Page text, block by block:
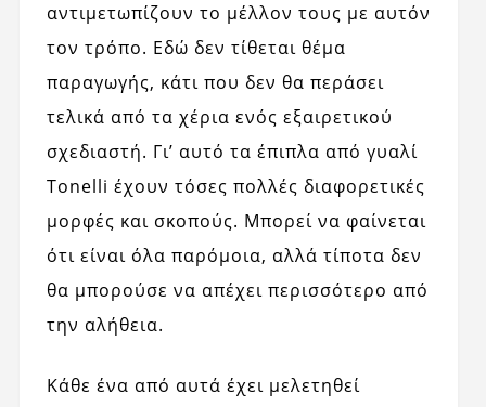
αντιμετωπίζουν το μέλλον τους με αυτόν
τον τρόπο. Εδώ δεν τίθεται θέμα
παραγωγής, κάτι που δεν θα περάσει
τελικά από τα χέρια ενός εξαιρετικού
σχεδιαστή. Γι’ αυτό τα έπιπλα από γυαλί
Tonelli έχουν τόσες πολλές διαφορετικές
μορφές και σκοπούς. Μπορεί να φαίνεται
ότι είναι όλα παρόμοια, αλλά τίποτα δεν
θα μπορούσε να απέχει περισσότερο από
την αλήθεια.
Κάθε ένα από αυτά έχει μελετηθεί